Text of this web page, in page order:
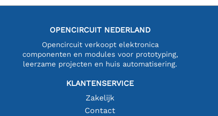
OPENCIRCUIT NEDERLAND
Opencircuit verkoopt elektronica
componenten en modules voor prototyping,
leerzame projecten en huis automatisering.
KLANTENSERVICE
Zakelijk
Contact